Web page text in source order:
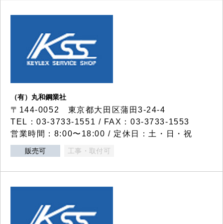
（有）丸和鋼業社
〒144-0052 東京都大田区蒲田3-24-4
TEL：03-3733-1551 / FAX：03-3733-1553
営業時間：8:00〜18:00 / 定休日：土・日・祝
販売可 工事・取付可